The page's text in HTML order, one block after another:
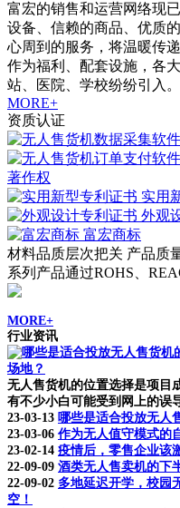
富宏的销售和运营网络现
设备、信赖的商品、优质
心周到的服务，将温暖传
作为福利、配套设施，各
站、医院、学校纷纷引入。
MORE+
资质认证
著作权
实用
外观
富宏商标
材料品质层次把关 产品质
系列产品通过ROHS、
MORE+
行业资讯
场地？
无人售货机的位置选择是项目
有不少小白可能受到网上的误
23-03-13 哪些是适合投放无人
23-03-06 作为无人值守模式的
23-02-14 疫情后，零售企业该
22-09-09 酒类无人售卖机的下
22-09-02 多地延迟开学，校园
空！